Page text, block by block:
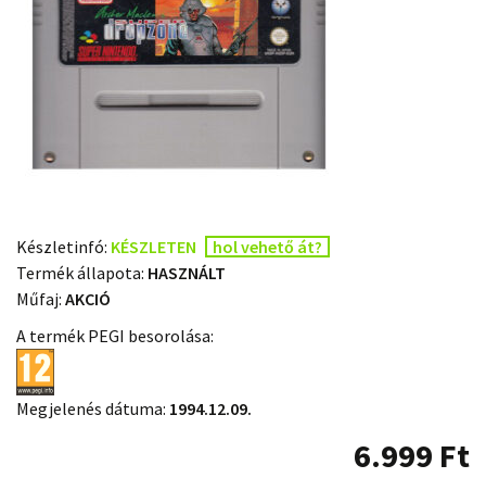
Készletinfó: KÉSZLETEN
hol vehető át?
Termék állapota: HASZNÁLT
Műfaj: AKCIÓ
A termék PEGI besorolása:
Megjelenés dátuma: 1994.12.09.
6.999 Ft